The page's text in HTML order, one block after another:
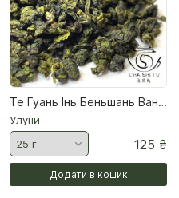
Те Гуань Інь Беньшань Ван весна 2026
Улуни
125 ₴
Додати в кошик